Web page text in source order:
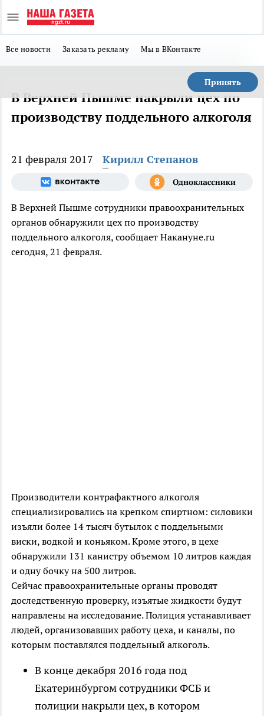
Все новости Заказать рекламу Мы в ВКонтакте
Принять
В Верхней Пышме накрыли цех по
производству поддельного алкоголя
21 февраля 2017 Кирилл Степанов
В Верхней Пышме сотрудники правоохранительных
органов обнаружили цех по производству
поддельного алкоголя, сообщает Накануне.ru
сегодня, 21 февраля.
Производители контрафактного алкоголя
специализировались на крепком спиртном: силовики
изъяли более 14 тысяч бутылок с поддельными
виски, водкой и коньяком. Кроме этого, в цехе
обнаружили 131 канистру объемом 10 литров каждая
и одну бочку на 500 литров.
Сейчас правоохранительные органы проводят
доследственную проверку, изъятые жидкости будут
направлены на исследование. Полиция устанавливает
людей, организовавших работу цеха, и каналы, по
которым поставлялся поддельный алкоголь.
В конце декабря 2016 года под
Екатеринбургом сотрудники ФСБ и
полиции накрыли цех, в котором